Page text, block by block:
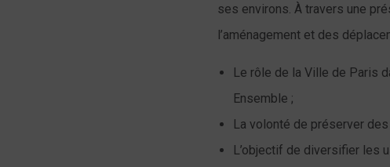
ses environs. À travers une
l’aménagement et des
Le rôle de la Ville de Paris
Ensemble ;
La volonté de préserver
L’objectif de diversifier les